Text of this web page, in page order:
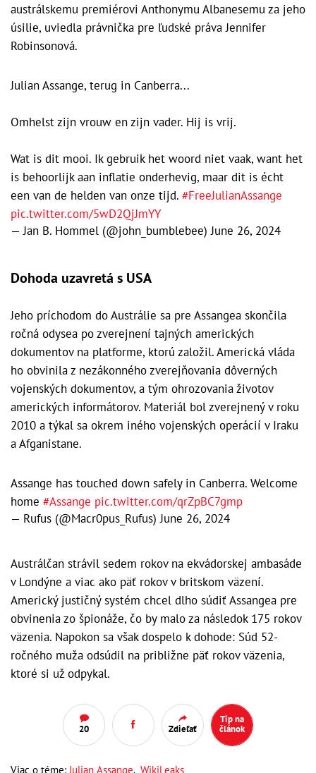
austrálskemu premiérovi Anthonymu Albanesemu za jeho
úsilie, uviedla právnička pre ľudské práva Jennifer
Robinsonová.
Julian Assange, terug in Canberra...
Omhelst zijn vrouw en zijn vader. Hij is vrij.
Wat is dit mooi. Ik gebruik het woord niet vaak, want het
is behoorlijk aan inflatie onderhevig, maar dit is écht
een van de helden van onze tijd. #FreeJulianAssange
pic.twitter.com/5wD2QjJmYY
— Jan B. Hommel (@john_bumblebee)June 26, 2024
Dohoda uzavretá s USA
Jeho príchodom do Austrálie sa pre Assangea skončila
ročná odysea po zverejnení tajných amerických
dokumentov na platforme, ktorú založil. Americká vláda
ho obvinila z nezákonného zverejňovania dôverných
vojenských dokumentov, a tým ohrozovania životov
amerických informátorov. Materiál bol zverejnený v roku
2010 a týkal sa okrem iného vojenských operácií v Iraku
a Afganistane.
Assange has touched down safely in Canberra. Welcome
home #Assange pic.twitter.com/qrZpBC7gmp
— Rufus (@Macr0pus_Rufus)June 26, 2024
Austrálčan strávil sedem rokov na ekvádorskej ambasáde
v Londýne a viac ako päť rokov v britskom väzení.
Americký justičný systém chcel dlho súdiť Assangea pre
obvinenia zo špionáže, čo by malo za následok 175 rokov
väzenia. Napokon sa však dospelo k dohode: Súd 52-
ročného muža odsúdil na približne päť rokov väzenia,
ktoré si už odpykal.
20 Zdieľať
Tip na
článok
Viac o téme: Julian Assange, WikiLeaks